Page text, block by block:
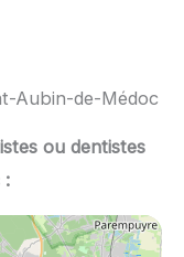
Aubin-de-Médoc
ou dentistes
: